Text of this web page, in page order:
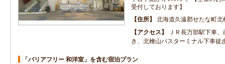
受付しております】
住所
北海道久遠郡せたな町北
アクセス
ＪＲ長万部駅下車
き、北檜山バスターミナル下車徒
「バリアフリー 和洋室」を含む宿泊プラン